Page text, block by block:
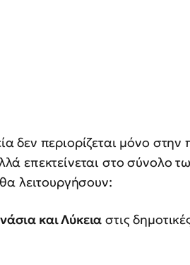
δεν περιορίζεται μόνο
επεκτείνεται στο σύνολο
λειτουργήσουν:
και Λύκεια στις